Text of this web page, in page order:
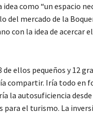
como “un espacio
mercado de la
con la idea de acercar
ellos pequeños y 12
compartir. Iría todo en
la autosuficiencia
el turismo. La